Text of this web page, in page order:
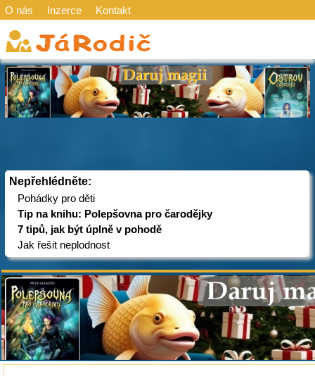
O nás Inzerce Kontakt
Nepřehlédněte:
Pohádky pro děti
Tip na knihu: Polepšovna pro čarodějky
7 tipů, jak být úplně v pohodě
Jak řešit neplodnost